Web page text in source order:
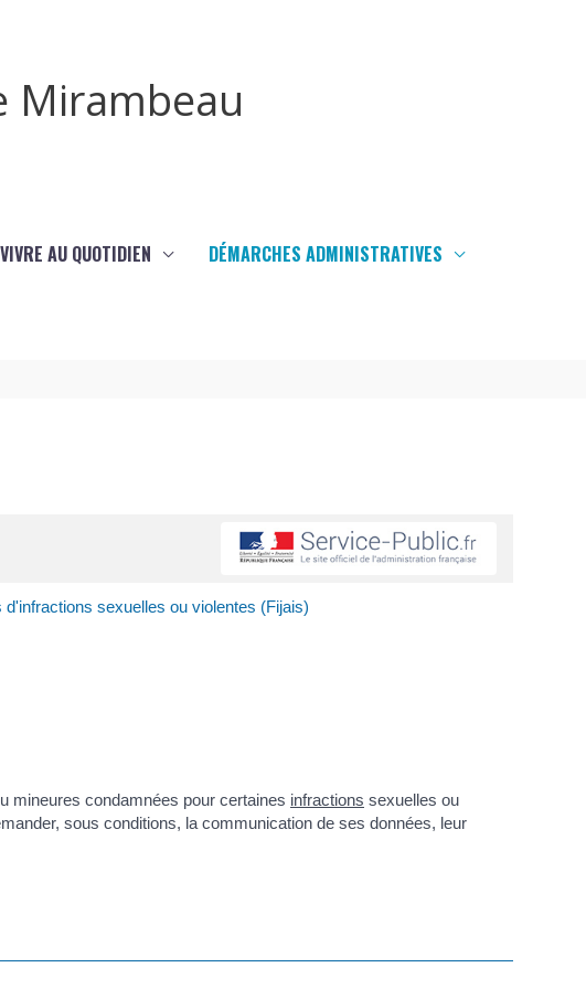
Mirambeau
VIVRE AU QUOTIDIEN DÉMARCHES ADMINISTRATIVES
d'infractions sexuelles ou violentes (Fijais)
mineures condamnées pour certaines infractions sexuelles ou
sous conditions, la communication de ses données, leur